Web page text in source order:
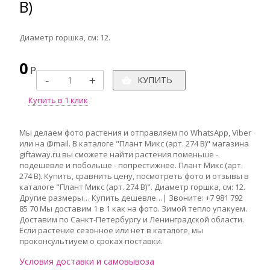
В)
Диаметр горшка, см: 12.
0Р
КУПИТЬ
Купить в 1 клик
Мы делаем фото растения и отправляем по WhatsApp, Viber
или на @mail. В каталоге "Плант Микс (арт. 274 В)" магазина
giftaway.ru вы сможете найти растения поменьше -
подешевле и побольше - попрестижнее. Плант Микс (арт.
274 В). Купить, сравнить цену, посмотреть фото и отзывы в
каталоге "Плант Микс (арт. 274 В)". Диаметр горшка, см: 12.
Другие размеры… Купить дешевле…| Звоните: +7 981 792
85 70 Мы доставим 1 в 1 как на фото. Зимой тепло упакуем.
Доставим по Санкт-Петербургу и Ленинградской области.
Если растение сезонное или нет в каталоге, мы
проконсультиуем о сроках поставки.
Условия доставки и самовывоза